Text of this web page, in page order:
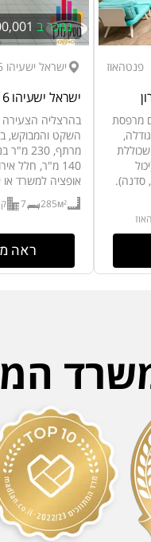
פנטהאוז
בנוי, עם מרפסת
סדנה).
נמכר ב
ישראל ישעיהו 16 הרצליה
ישראל ישעיהו 16 הרצליה
בהרצליה הצעירה
מרתף,
140 מ"ר, חלל
אופציה למשרד
285м²
7
ראה